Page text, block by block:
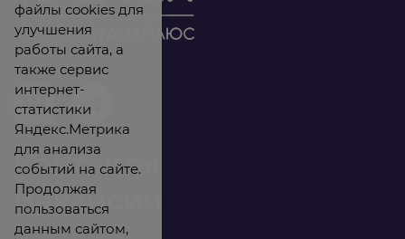
Контакты
Вакансии
файлы cookies для
улучшения
работы сайта, а
также сервис
интернет-
статистики
Яндекс.Метрика
для анализа
событий на сайте.
Продолжая
пользоваться
данным сайтом,